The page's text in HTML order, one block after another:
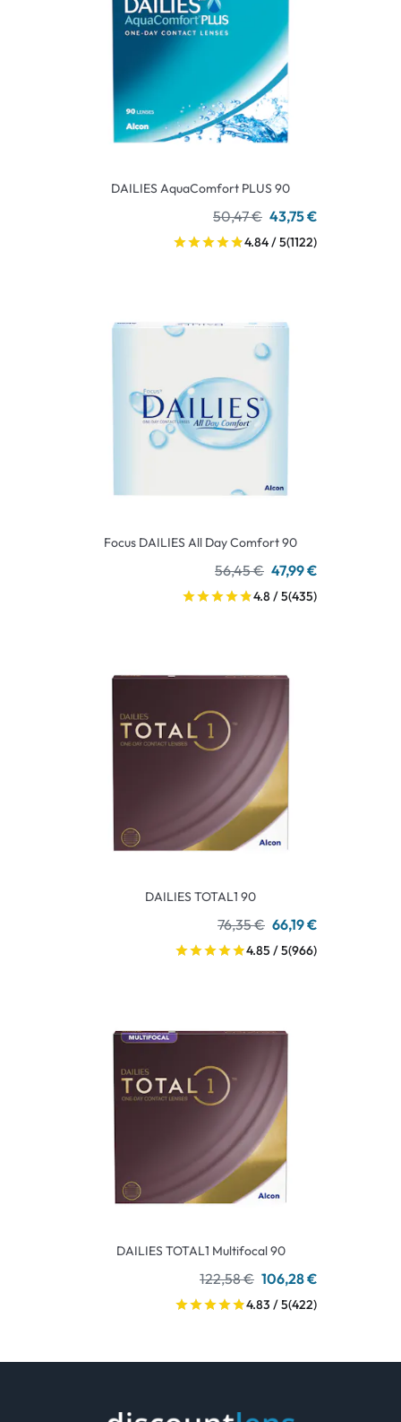
DAILIES AquaComfort PLUS 90
50,47 € 43,75 €
4.84 / 5(1122)
Focus DAILIES All Day Comfort 90
56,45 € 47,99 €
4.8 / 5(435)
DAILIES TOTAL1 90
76,35 € 66,19 €
4.85 / 5(966)
DAILIES TOTAL1 Multifocal 90
122,58 € 106,28 €
4.83 / 5(422)